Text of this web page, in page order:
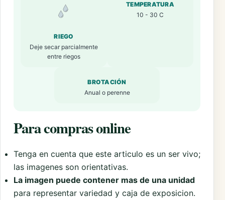
RIEGO
Deje secar parcialmente
entre riegos
TEMPERATURA
10 - 30 C
BROTACIÓN
Anual o perenne
Para compras online
Tenga en cuenta que este articulo es un ser vivo;
las imagenes son orientativas.
La imagen puede contener mas de una unidad
para representar variedad y caja de exposicion.